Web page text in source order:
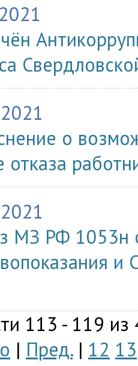
о
отказа
МЗ РФ 1053н
и
113 - 119 из
| Пред.| 12 13